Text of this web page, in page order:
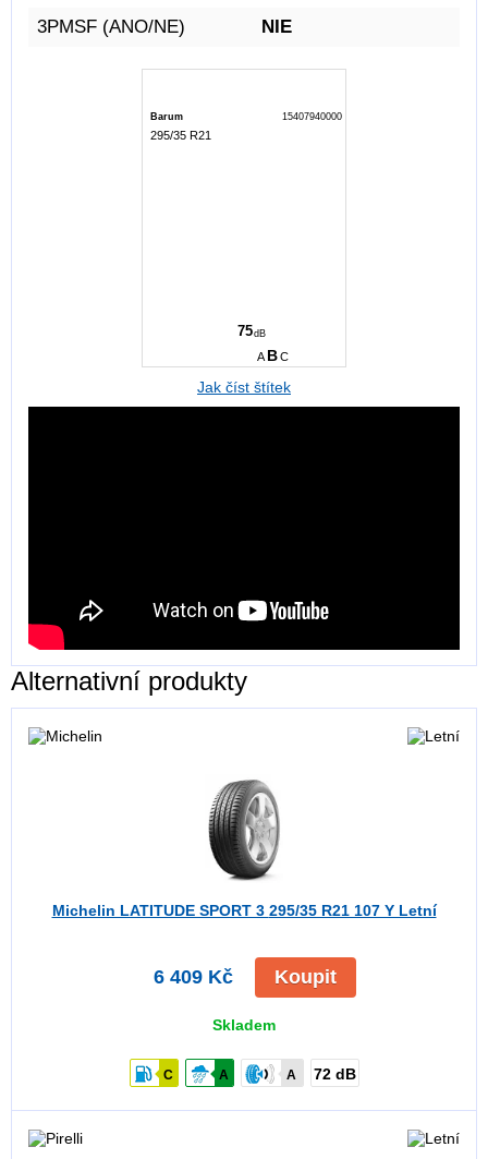
3PMSF (ANO/NE) NIE
Barum 15407940000
295/35 R21
A B C
75 dB
Jak číst štítek
Alternativní produkty
Michelin LATITUDE SPORT 3 295/35 R21 107 Y Letní
6 409 Kč Koupit
Skladem
C A A 72 dB